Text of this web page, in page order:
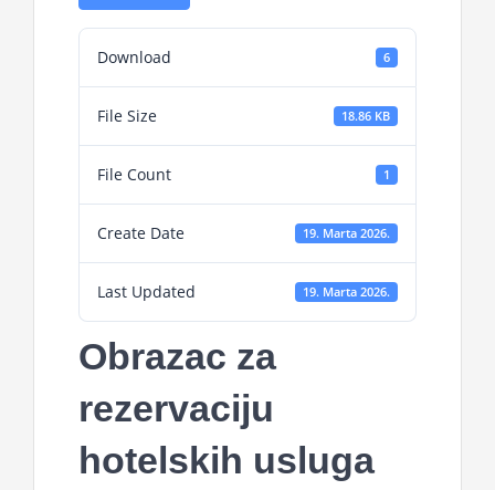
Download 6
File Size 18.86 KB
File Count 1
Create Date 19. Marta 2026.
Last Updated 19. Marta 2026.
Obrazac za
rezervaciju
hotelskih usluga